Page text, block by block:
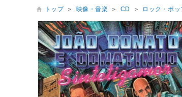
トップ ＞ 映像・音楽 ＞ CD ＞ ロック・ポッ